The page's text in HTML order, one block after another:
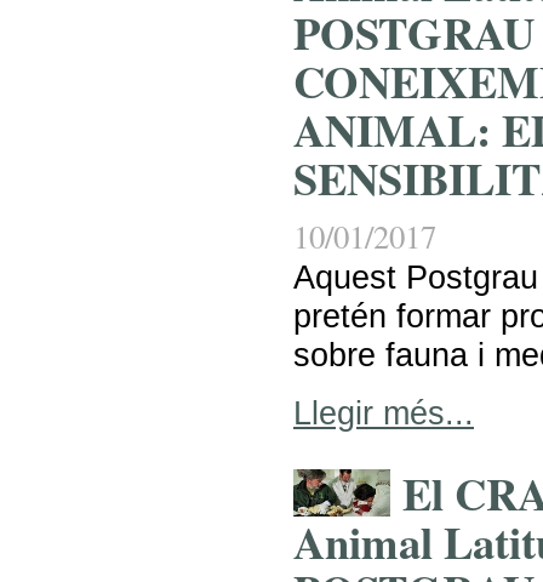
ANIMAL:
10/01/2017
Aquest
pretén formar
sobre fauna i
Llegir més...
El
Animal